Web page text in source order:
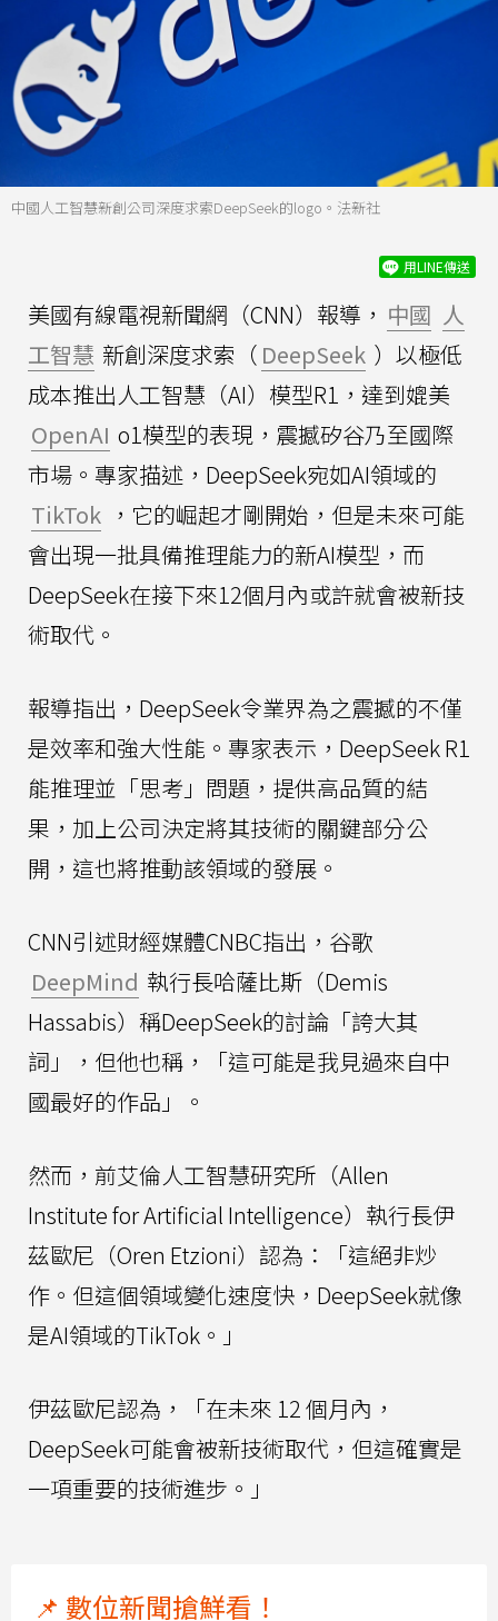
中國人工智慧新創公司深度求索DeepSeek的logo。法新社
用LINE傳送
美國有線電視新聞網（CNN）報導， 中國 人
工智慧 新創深度求索（ DeepSeek ）以極低
成本推出人工智慧（AI）模型R1，達到媲美
OpenAI o1模型的表現，震撼矽谷乃至國際
市場。專家描述，DeepSeek宛如AI領域的
TikTok ，它的崛起才剛開始，但是未來可能
會出現一批具備推理能力的新AI模型，而
DeepSeek在接下來12個月內或許就會被新技
術取代。
報導指出，DeepSeek令業界為之震撼的不僅
是效率和強大性能。專家表示，DeepSeek R1
能推理並「思考」問題，提供高品質的結
果，加上公司決定將其技術的關鍵部分公
開，這也將推動該領域的發展。
CNN引述財經媒體CNBC指出，谷歌
DeepMind 執行長哈薩比斯（Demis
Hassabis）稱DeepSeek的討論「誇大其
詞」，但他也稱，「這可能是我見過來自中
國最好的作品」。
然而，前艾倫人工智慧研究所（Allen
Institute for Artificial Intelligence）執行長伊
茲歐尼（Oren Etzioni）認為：「這絕非炒
作。但這個領域變化速度快，DeepSeek就像
是AI領域的TikTok。」
伊茲歐尼認為，「在未來 12 個月內，
DeepSeek可能會被新技術取代，但這確實是
一項重要的技術進步。」
📌 數位新聞搶鮮看！